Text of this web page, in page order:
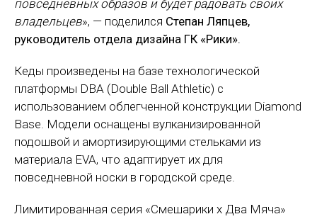
повседневных образов и будет радовать своих
владельцев», — поделился Степан Ляпцев,
руководитель отдела дизайна ГК «Рики».
Кеды произведены на базе технологической
платформы DBA (Double Ball Athletic) с
использованием облегченной конструкции Diamond
Base. Модели оснащены вулканизированной
подошвой и амортизирующими стельками из
материала EVA, что адаптирует их для
повседневной носки в городской среде.
Лимитированная серия «Смешарики х Два Мяча»